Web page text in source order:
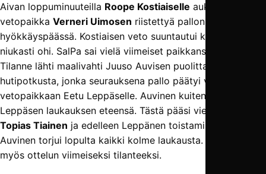
Aivan loppuminuuteilla Roope Kostiaiselle aukesi vielä
vetopaikka Verneri Uimosen riistettyä pallon
hyökkäyspäässä. Kostiaisen veto suuntautui kuitenkin
niukasti ohi. SalPa sai vielä viimeiset paikkansa lisäajalla.
Tilanne lähti maalivahti Juuso Auvisen puolittaisesta
hutipotkusta, jonka seurauksena pallo päätyi vapaaseen
vetopaikkaan Eetu Leppäselle. Auvinen kuitenkin torjui
Leppäsen laukauksen eteensä. Tästä pääsi vielä vetämään
Topias Tiainen ja edelleen Leppänen toistamiseen, mutta
Auvinen torjui lopulta kaikki kolme laukausta. Tämä jäi
myös ottelun viimeiseksi tilanteeksi.